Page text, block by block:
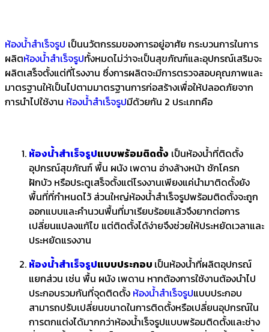
ห้องน้ำสำเร็จรูป เป็นนวัตกรรมของการอยู่อาศัย กระบวนการในการ
ผลิตห้องน้ำสำเร็จรูปทั้งหมดไม่ว่าจะเป็นสุขภัณฑ์และอุปกรณ์เสริมจะ
ผลิตเสร็จตั้งแต่ที่โรงงาน ซึ่งการผลิตจะมีการตรวจสอบคุณภาพและ
มาตรฐานให้เป็นไปตามมาตรฐานการก่อสร้างเพื่อให้ปลอดภัยจาก
การนำไปใช้งาน ห้องน้ำสำเร็จรูปมีด้วยกัน 2 ประเภทคือ
ห้องน้ำสำเร็จรูปแบบพร้อมติดตั้ง เป็นห้องน้ำที่ติดตั้ง
อุปกรณ์สุขภัณฑ์ พื้น ผนัง เพดาน อ่างล้างหน้า ชักโครก
ฝักบัว หรือประตูเสร็จตั้งแต่โรงงานเพียงแค่นำมาติดตั้งยัง
พื้นที่ที่กำหนดไว้ ส่วนใหญ่ห้องน้ำสำเร็จรูปพร้อมติดตั้งจะถูก
ออกแบบและคำนวนพื้นที่มาเรียบร้อยแล้วจึงยากต่อการ
เปลี่ยนแปลงแก้ไข แต่ติดตั้งได้ง่ายจึงช่วยให้ประหยัดเวลาและ
ประหยัดแรงงาน
ห้องน้ำสำเร็จรูปแบบประกอบ เป็นห้องน้ำที่ผลิตอุปกรณ์
แยกส่วน เช่น พื้น ผนัง เพดาน หากต้องการใช้งานต้องนำไป
ประกอบรวมกันที่จุดติดตั้ง ห้องน้ำสำเร็จรูปแบบประกอบ
สามารถปรับเปลี่ยนขนาดในการติดตั้งหรือเปลี่ยนอุปกรณ์ใน
การตกแต่งได้มากกว่าห้องน้ำเร็จรูปแบบพร้อมติดตั้งและช่าง